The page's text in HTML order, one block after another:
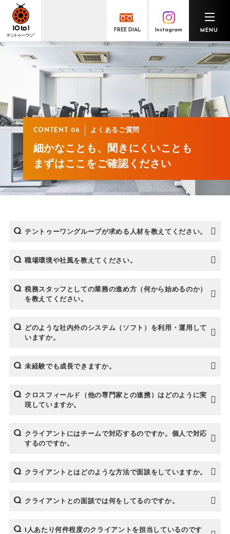
「共創F&B」と「経理BPO」 数字で見るテントゥーワン®
ここがよかったテントゥーワン® よくあるご質問
FREE DIAL Instagram MENU
CONTENT 06 よくあるご質問
細かなことも、聞きにくいことも
まずはここをご確認ください
テントゥーワングループが求める人材を教えてください。
職場環境や社風を教えてください。
税務スタッフとしての業務の進め方（何から始めるのか）
を教えてください。
どのような社内外のシステム（ソフト）を利用・運用して
いますか。
未経験でも成長できますか。
クロスフィールド（他の専門家との連携）はどのように実
現していますか。
クライアントにはチームで対応するのですか。個人で対応
するのですか。
クライアントとはどのような方法で面談をしていますか。
クライアントとの面談では何をしてるのですか。
1人あたり何件程度のクライアントを担当しているのです